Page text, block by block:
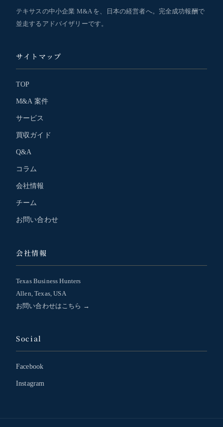
テキサスの中小企業 M&A を、日本の経営者へ。完全成功報酬で
並走するアドバイザリーです。
サイトマップ
TOP
M&A 案件
サービス
買収ガイド
Q&A
コラム
会社情報
チーム
お問い合わせ
会社情報
Texas Business Hunters
Allen, Texas, USA
お問い合わせはこちら →
Social
Facebook
Instagram